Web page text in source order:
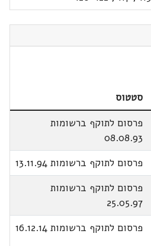
סטטוס
פרסום לתוקף ברשומות
08.08.93
פרסום לתוקף ברשומות 13.11.94
פרסום לתוקף ברשומות
25.05.97
פרסום לתוקף ברשומות 16.12.14